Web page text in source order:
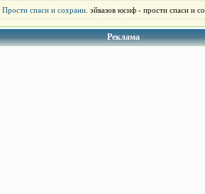
Прости спаси и сохрани. эйвазов юсиф - прости спаси и со
Реклама